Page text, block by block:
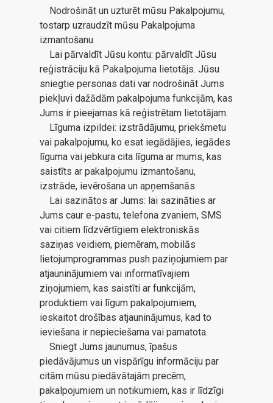
Nodrošināt un uzturēt mūsu Pakalpojumu,
tostarp uzraudzīt mūsu Pakalpojuma
izmantošanu.
Lai pārvaldīt Jūsu kontu: pārvaldīt Jūsu
reģistrāciju kā Pakalpojuma lietotājs. Jūsu
sniegtie personas dati var nodrošināt Jums
piekļuvi dažādām pakalpojuma funkcijām, kas
Jums ir pieejamas kā reģistrētam lietotājam.
Līguma izpildei: izstrādājumu, priekšmetu
vai pakalpojumu, ko esat iegādājies, iegādes
līguma vai jebkura cita līguma ar mums, kas
saistīts ar pakalpojumu izmantošanu,
izstrāde, ievērošana un apņemšanās.
Lai sazinātos ar Jums: lai sazināties ar
Jums caur e-pastu, telefona zvaniem, SMS
vai citiem līdzvērtīgiem elektroniskās
saziņas veidiem, piemēram, mobilās
lietojumprogrammas push paziņojumiem par
atjauninājumiem vai informatīvajiem
ziņojumiem, kas saistīti ar funkcijām,
produktiem vai līgum pakalpojumiem,
ieskaitot drošības atjauninājumus, kad to
ieviešana ir nepieciešama vai pamatota.
Sniegt Jums jaunumus, īpašus
piedāvājumus un vispārīgu informāciju par
citām mūsu piedāvātajām precēm,
pakalpojumiem un notikumiem, kas ir līdzīgi